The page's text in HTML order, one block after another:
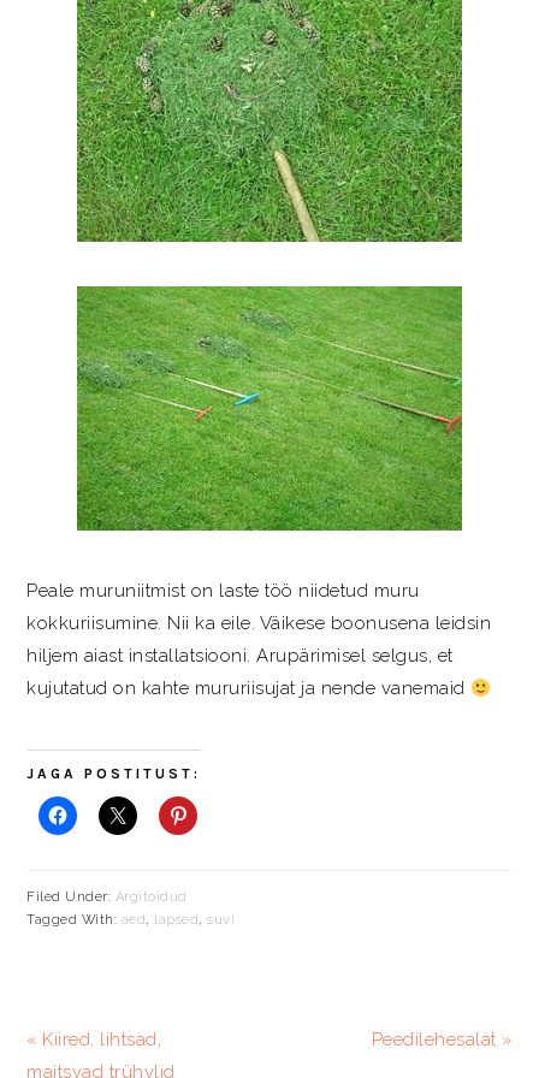
Peale muruniitmist on laste töö niidetud muru
kokkuriisumine. Nii ka eile. Väikese boonusena leidsin
hiljem aiast installatsiooni. Arupärimisel selgus, et
kujutatud on kahte mururiisujat ja nende vanemaid
JAGA POSTITUST:
Filed Under: Argitoidud
Tagged With: aed, lapsed,suvi
Previous
Post:
« Kiired, lihtsad,
maitsvad trühvlid
Järgmine
Peedilehesalat »